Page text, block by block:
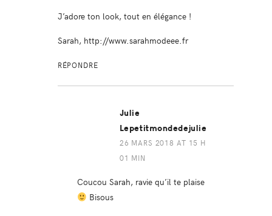
J’adore ton look, tout en élégance !
Sarah, http://www.sarahmodeee.fr
RÉPONDRE
Julie
Lepetitmondedejulie
26 MARS 2018 AT 15 H
01 MIN
Coucou Sarah, ravie qu’il te plaise
Bisous